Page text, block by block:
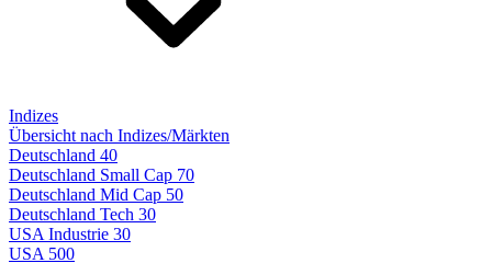
Indizes
Übersicht nach Indizes/Märkten
Deutschland 40
Deutschland Small Cap 70
Deutschland Mid Cap 50
Deutschland Tech 30
USA Industrie 30
USA 500